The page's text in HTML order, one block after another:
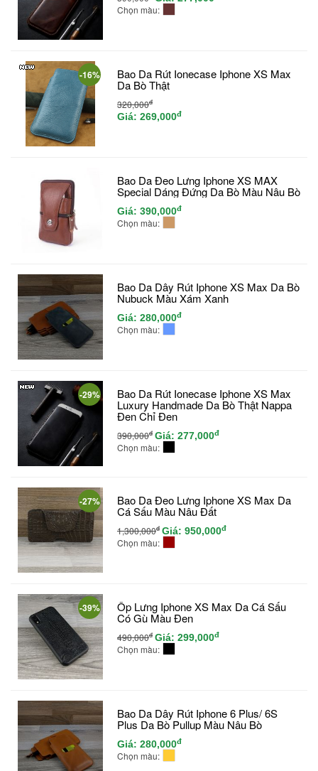
Chọn màu:
-16% Bao Da Rút Ionecase Iphone XS Max
Da Bò Thật
320,000đ
Giá: 269,000đ
Bao Da Đeo Lưng Iphone XS MAX
Special Dáng Đứng Da Bò Màu Nâu Bò
Giá: 390,000đ
Chọn màu:
Bao Da Dây Rút Iphone XS Max Da Bò
Nubuck Màu Xám Xanh
Giá: 280,000đ
Chọn màu:
-29% Bao Da Rút Ionecase Iphone XS Max
Luxury Handmade Da Bò Thật Nappa
Đen Chỉ Đen
390,000đ Giá: 277,000đ
Chọn màu:
-27% Bao Da Đeo Lưng Iphone XS Max Da
Cá Sấu Màu Nâu Đất
1,300,000đ Giá: 950,000đ
Chọn màu:
-39% Ốp Lưng Iphone XS Max Da Cá Sấu
Có Gù Màu Đen
490,000đ Giá: 299,000đ
Chọn màu:
Bao Da Dây Rút Iphone 6 Plus/ 6S
Plus Da Bò Pullup Màu Nâu Bò
Giá: 280,000đ
Chọn màu: